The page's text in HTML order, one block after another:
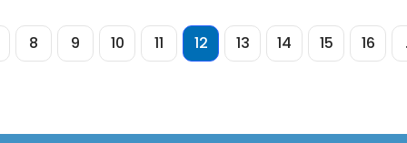
8 9 10 11 12 13 14 15 16